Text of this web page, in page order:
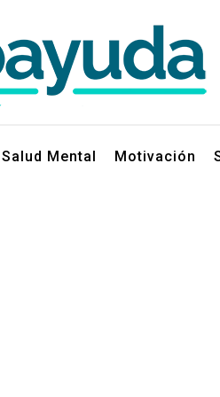
Salud Mental Motivación